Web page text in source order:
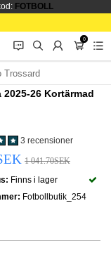
FOTBOLL
󰂱 󰂨 󰃳
0
󰃦 󰃖
Trossard
26 Kortärmad
3 recensioner
1 041.70SEK
Finns i lager
Fotbollbutik_254